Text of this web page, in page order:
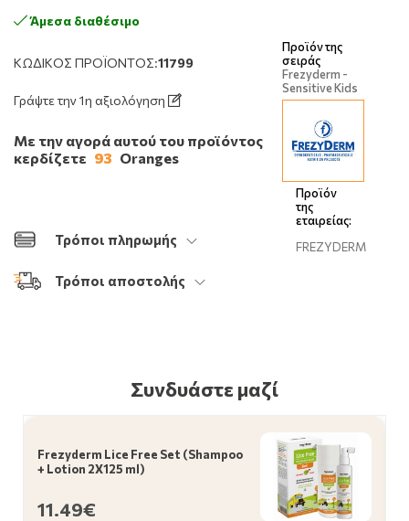
ΚΩΔΙΚΌΣ ΠΡΟΪΌΝΤΟΣ:11799
Γράψτε την 1η αξιολόγηση
Άμεσα διαθέσιμο
Με την αγορά αυτού του προϊόντος
κερδίζετε 93 Oranges
Τρόποι πληρωμής
Τρόποι αποστολής
Προϊόν της
σειράς
Frezyderm -
Sensitive Kids
Προϊόν
της
εταιρείας:
FREZYDERM
Συνδυάστε μαζί
Frezyderm Lice Free Set (Shampoo
+ Lotion 2X125 ml)
11.49€